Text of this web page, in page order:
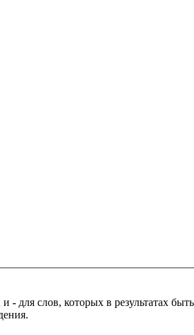
и - для слов, которых в результатах